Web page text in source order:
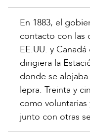
En 1883, el
contacto con las
EE.UU. y
dirigiera la
donde se
lepra. Treinta y
como
junto con otras